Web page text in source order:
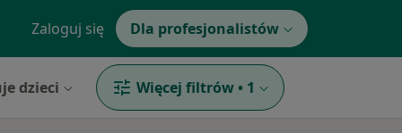
Zaloguj się Dla profesjonalistów
dzieci Więcej filtrów • 1